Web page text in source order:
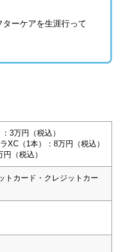
ターケアを生涯行って
3万円（税込）
XC（1本）：8万円（税込）
（税込）
トカード・クレジットカー